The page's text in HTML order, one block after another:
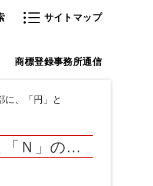
サイトマップ
商標登録事務所通信
に、「円」と
「Ｎ」の…